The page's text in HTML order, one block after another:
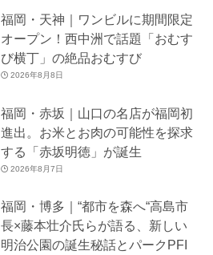
福岡・天神｜ワンビルに期間限定
オープン！西中洲で話題「おむす
び横丁」の絶品おむすび
2026年8月8日
福岡・赤坂｜山口の名店が福岡初
進出。お米とお肉の可能性を探求
する「赤坂明徳」が誕生
2026年8月7日
福岡・博多｜“都市を森へ“高島市
長×藤本壮介氏らが語る、新しい
明治公園の誕生秘話とパークPFI